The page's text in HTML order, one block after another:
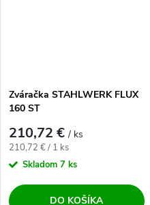
Zváračka STAHLWERK FLUX
160 ST
210,72 €/ ks
Jednotková cena:
210,72 € / 1 ks
Skladom 7 ks
DO KOŠÍKA